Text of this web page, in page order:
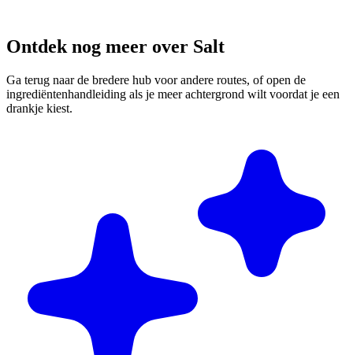
Ontdek nog meer over Salt
Ga terug naar de bredere hub voor andere routes, of open de
ingrediëntenhandleiding als je meer achtergrond wilt voordat je een
drankje kiest.